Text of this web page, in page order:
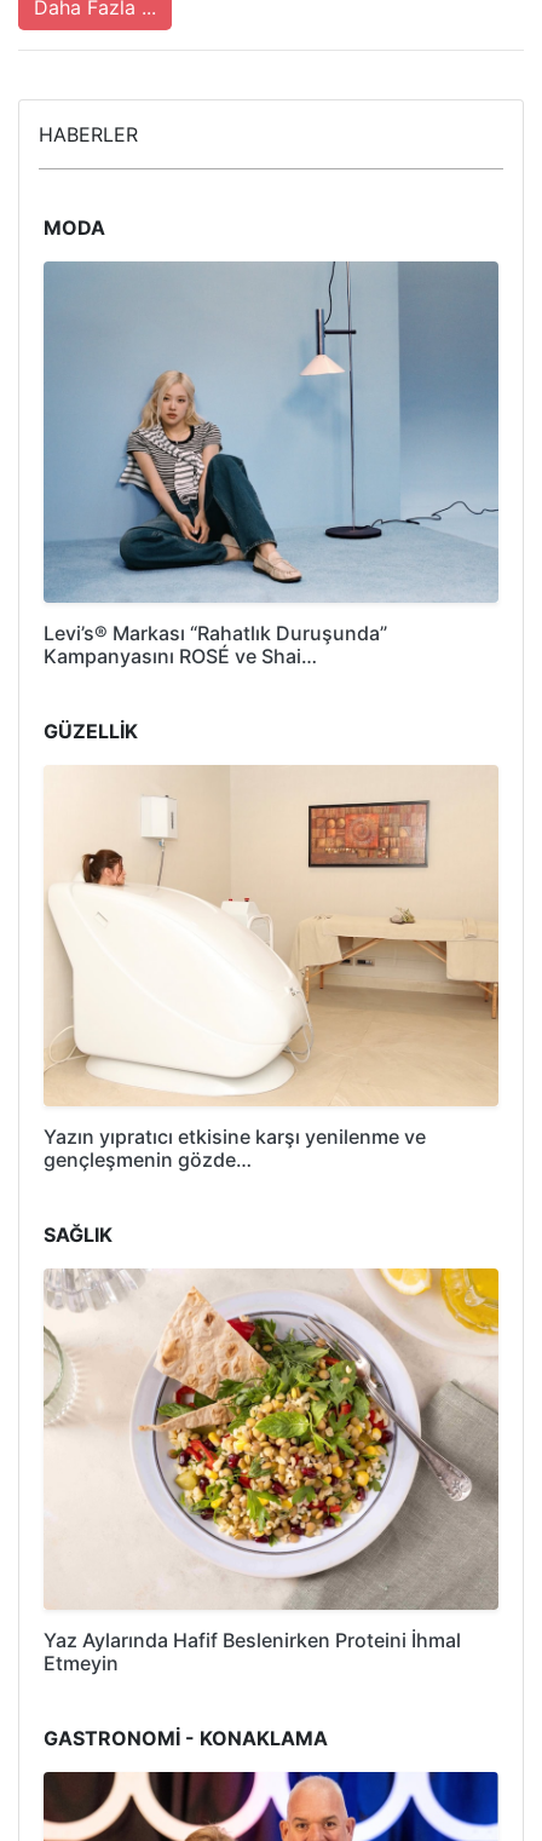
Daha Fazla ...
HABERLER
MODA
Levi’s® Markası “Rahatlık Duruşunda”
Kampanyasını ROSÉ ve Shai…
GÜZELLİK
Yazın yıpratıcı etkisine karşı yenilenme ve
gençleşmenin gözde…
SAĞLIK
Yaz Aylarında Hafif Beslenirken Proteini İhmal
Etmeyin
GASTRONOMİ - KONAKLAMA